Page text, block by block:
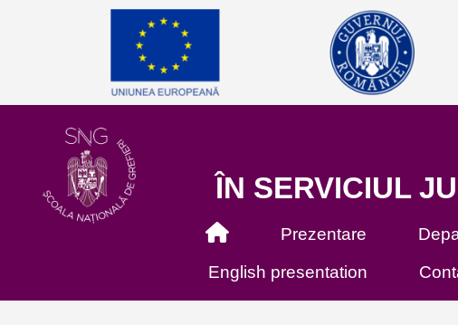
ÎN SERVICIUL
Prezentare
English presentation